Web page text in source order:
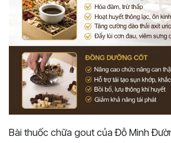
Bài thuốc chữa gout của Đỗ Minh